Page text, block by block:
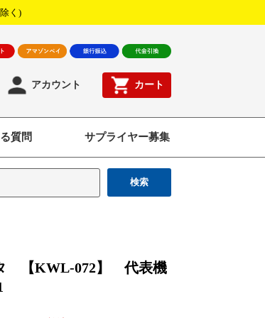
く)
アカウント カート
質問 サプライヤー募集
検索
【KWL-072】 代表機